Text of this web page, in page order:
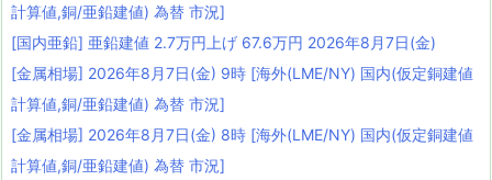
計算値,銅/亜鉛建値) 為替 市況]
[国内亜鉛] 亜鉛建値 2.7万円上げ 67.6万円 2026年8月7日(金)
[金属相場] 2026年8月7日(金) 9時 [海外(LME/NY) 国内(仮定銅建値
計算値,銅/亜鉛建値) 為替 市況]
[金属相場] 2026年8月7日(金) 8時 [海外(LME/NY) 国内(仮定銅建値
計算値,銅/亜鉛建値) 為替 市況]